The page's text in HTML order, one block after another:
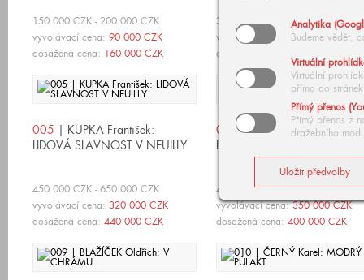
Analytika
Budeme vědět,
Virtuální
Virtuální
přímo do stránek
Přímý přenos
Přímý přenos z
dražebního
150 000 CZK - 200 000 CZK
vyvolávací cena: 90 000 CZK
dosažená cena: 160 000 CZK
30 000 CZK - 50 000 CZK
vyvolávací cena:21 000 CZK
dosažená cena:
005 | KUPKA František:
LIDOVÁ SLAVNOST V NEUILLY
450 000 CZK - 650 000 CZK
vyvolávací cena: 320 000 CZK
dosažená cena: 440 000 CZK
006| BOMBOIS Camille:
LA CLAIRIÈRE
450 000 CZK - 650 000 CZK
vyvolávací cena:350 000 CZK
dosažená cena: 400 000 CZK